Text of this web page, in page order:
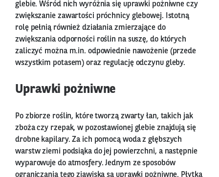
glebie. Wśród nich wyróżnia się uprawki pożniwne czy
zwiększanie zawartości próchnicy glebowej. Istotną
rolę pełnią również działania zmierzające do
zwiększania odporności roślin na suszę, do których
zaliczyć można m.in. odpowiednie nawożenie (przede
wszystkim potasem) oraz regulację odczynu gleby.
Uprawki pożniwne
Po zbiorze roślin, które tworzą zwarty łan, takich jak
zboża czy rzepak, w pozostawionej glebie znajdują się
drobne kapilary. Za ich pomocą woda z głębszych
warstw ziemi podsiąka do jej powierzchni, a następnie
wyparowuje do atmosfery. Jednym ze sposobów
ograniczania tego zjawiska są uprawki pożniwne. Płytka